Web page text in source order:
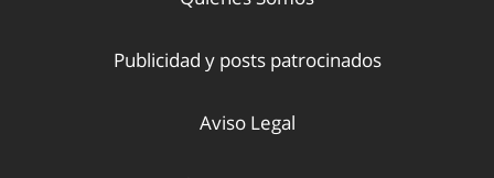
Publicidad y posts patrocinados
Aviso Legal